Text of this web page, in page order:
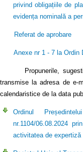
privind obligațiile de
evidența nominală a
Referat de aprobare
Anexe nr 1 - 7 la Ordin
Propunerile,
transmise la adresa de e-
calendaristice de la data
Ordinul
nr.1104/06.08.2024
activitatea de